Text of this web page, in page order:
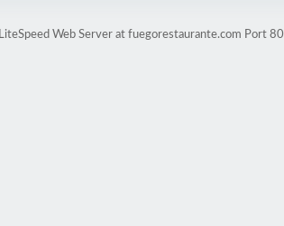
Web Server at fuegorestaurante.com Port 80